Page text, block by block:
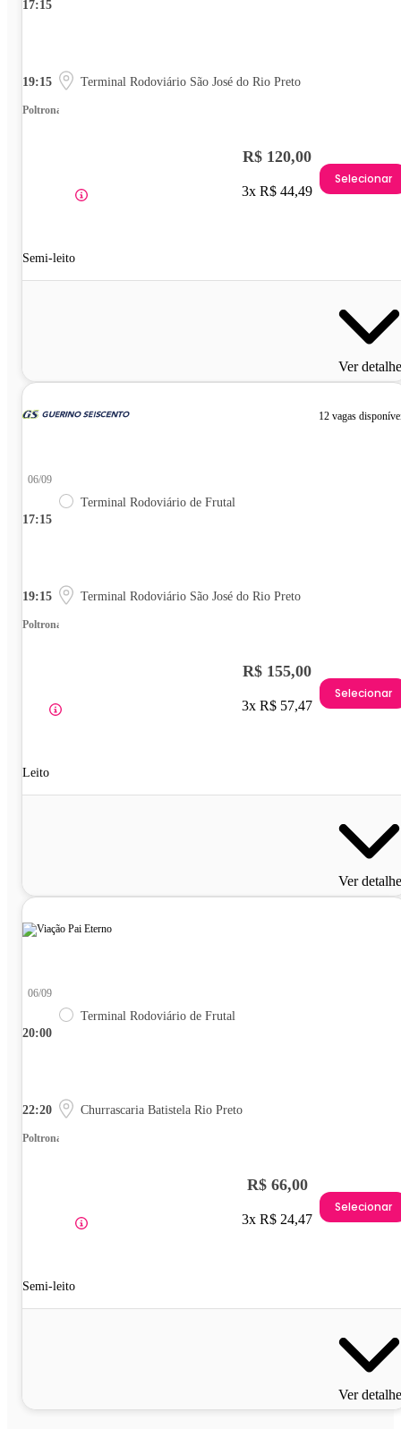
17:15
19:15 Terminal Rodoviário São José do Rio Preto
Poltrona
Semi-leito
R$ 120,00
3x R$ 44,49
Selecionar
Ver
12 vagas
17:15
06/09
Terminal Rodoviário de Frutal
19:15 Terminal Rodoviário São José do Rio Preto
Poltrona
Leito
R$ 155,00
3x R$ 57,47
Selecionar
Ver
20:00
06/09
Terminal Rodoviário de Frutal
22:20 Churrascaria Batistela Rio Preto
Poltrona
Semi-leito
R$ 66,00
3x R$ 24,47
Selecionar
Ver